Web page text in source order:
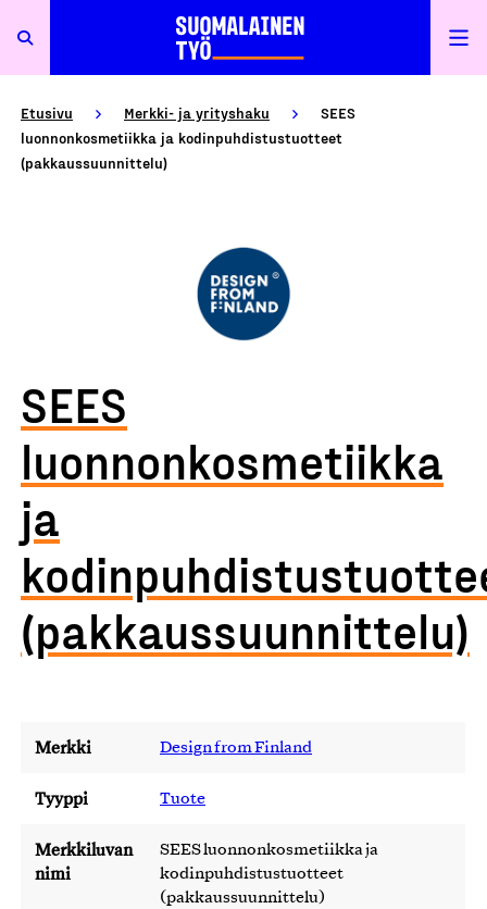
Etusivu Merkki- ja yrityshaku
SEES
luonnonkosmetiikka ja kodinpuhdistustuotteet
(pakkaussuunnittelu)
SEES
luonnonkosmetiikka
ja
(pakkaussuunnittelu)
Merkki Design from Finland
Tyyppi Tuote
Merkkiluvan
nimi
SEES luonnonkosmetiikka ja
kodinpuhdistustuotteet
(pakkaussuunnittelu)